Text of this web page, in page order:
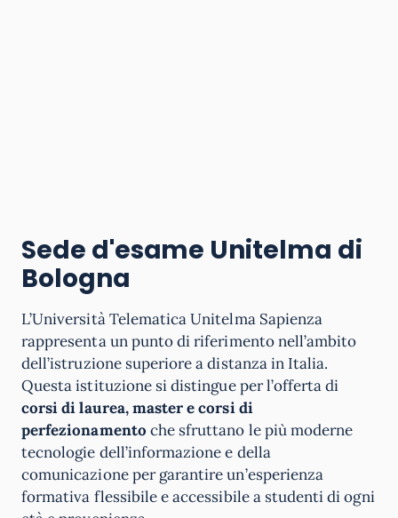
Sede d'esame Unitelma di
Bologna
L’Università Telematica Unitelma Sapienza
rappresenta un punto di riferimento nell’ambito
dell’istruzione superiore a distanza in Italia.
Questa istituzione si distingue per l’offerta di
corsi di laurea, master e corsi di
perfezionamento che sfruttano le più moderne
tecnologie dell’informazione e della
comunicazione per garantire un’esperienza
formativa flessibile e accessibile a studenti di ogni